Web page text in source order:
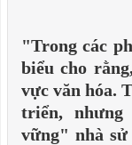
"Trong các
biểu cho
vực văn hóa.
triển,
vững" nhà sử